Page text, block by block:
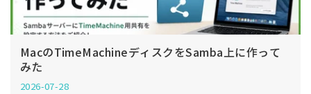
MacのTimeMachineディスクをSamba上に作って
みた
2026-07-28